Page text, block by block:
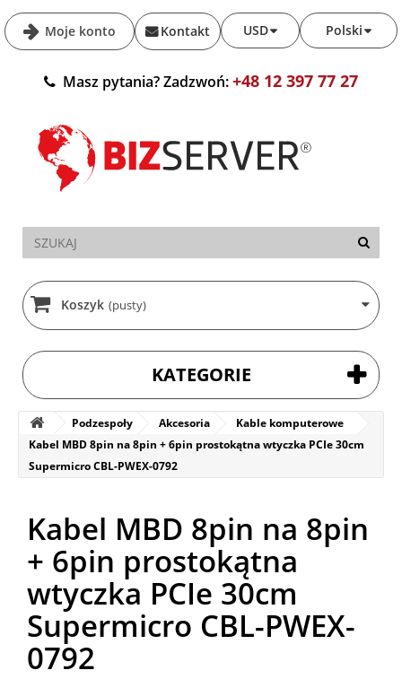
Moje konto Polski
USD
Kontakt
Masz pytania? Zadzwoń:+48 12 397 77 27
Koszyk (pusty)
KATEGORIE
Podzespoły Akcesoria
Kable komputerowe
Kabel MBD 8pin na 8pin + 6pin prostokątna wtyczka PCIe 30cm
Supermicro CBL-PWEX-0792
Kabel MBD 8pin na 8pin
+ 6pin prostokątna
wtyczka PCIe 30cm
Supermicro CBL-PWEX-
0792